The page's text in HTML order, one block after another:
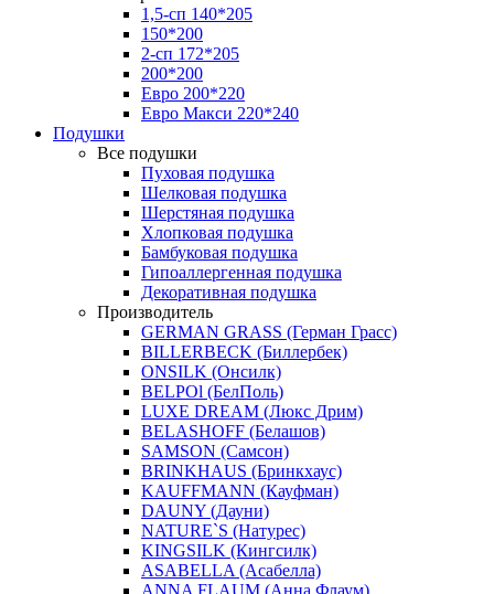
1,5-сп 140*205
150*200
2-сп 172*205
200*200
Евро 200*220
Евро Макси 220*240
Подушки
Все подушки
Пуховая подушка
Шелковая подушка
Шерстяная подушка
Хлопковая подушка
Бамбуковая подушка
Гипоаллергенная подушка
Декоративная подушка
Производитель
GERMAN GRASS (Герман Грасс)
BILLERBECK (Биллербек)
ONSILK (Онсилк)
BELPOl (БелПоль)
LUXE DREAM (Люкс Дрим)
BELASHOFF (Белашов)
SAMSON (Самсон)
BRINKHAUS (Бринкхаус)
KAUFFMANN (Кауфман)
DAUNY (Дауни)
NATURE`S (Натурес)
KINGSILK (Кингсилк)
ASABELLA (Асабелла)
ANNA FLAUM (Анна Флаум)